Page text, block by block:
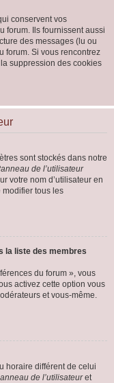
conservent vos
forum. Ils fournissent aussi
des messages (lu ou
forum. Si vous rencontrez
suppression des cookies
sont stockés dans notre
de l’utilisateur
votre nom d’utilisateur en
modifier tous les
la liste des membres
du forum », vous
activez cette option vous
et vous-même.
horaire différent de celui
de l’utilisateuret